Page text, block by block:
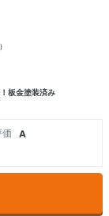
板金塗装済み
A